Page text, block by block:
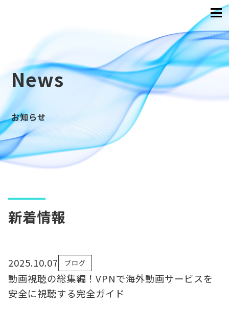
News
お知らせ
新着情報
2025.10.07 ブログ
動画視聴の総集編！VPNで海外動画サービスを
安全に視聴する完全ガイド